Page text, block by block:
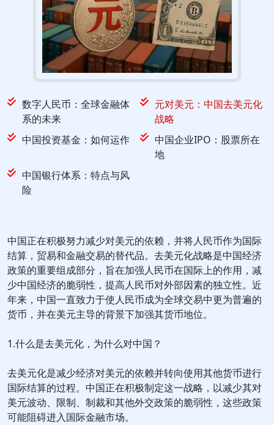
数字人民币：全球金融体
系的未来
元对美元：中国去美元化
战略
中国投资基金：如何运作
中国企业IPO：股票所在
地
中国银行体系：特点与风
险
中国正在积极努力减少对美元的依赖，并将人民币作为国际
结算，贸易和金融交易的替代品。去美元化战略是中国经济
政策的重要组成部分，旨在加强人民币在国际上的作用，减
少中国经济的脆弱性，提高人民币对外部因素的独立性。近
年来，中国一直致力于使人民币成为全球交易中更为普遍的
货币，并在美元主导的背景下加强其货币地位。
1.什么是去美元化，为什么对中国？
去美元化是减少经济对美元的依赖并转向使用其他货币进行
国际结算的过程。中国正在积极制定这一战略，以减少其对
美元波动、限制、制裁和其他外交政策的脆弱性，这些政策
可能阻碍进入国际金融市场。